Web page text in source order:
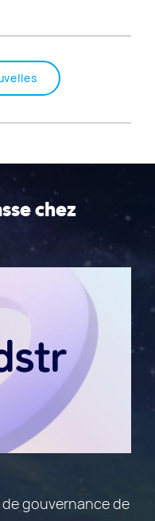
chez
gouvernance de